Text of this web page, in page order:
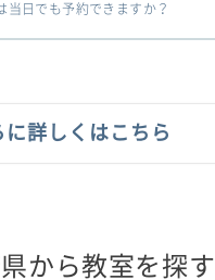
当日でも予約できますか？
に詳しくはこちら
から教室を探す